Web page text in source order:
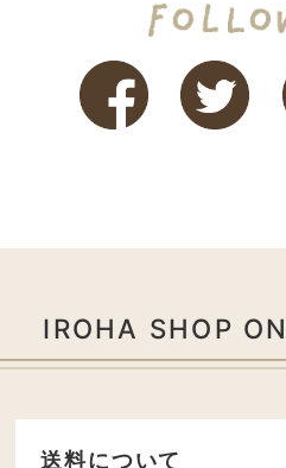
IROHA SHOP
送料について